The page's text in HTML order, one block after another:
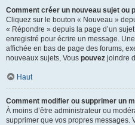
Comment créer un nouveau sujet ou
Cliquez sur le bouton « Nouveau »
« Répondre » depuis la page d’un
enregistré pour écrire un message.
affichée en bas de page des forums,
nouveaux sujets, Vous pouvez joindre
Haut
Comment modifier ou supprimer un
À moins d’être administrateur ou
supprimer que vos propres messages.